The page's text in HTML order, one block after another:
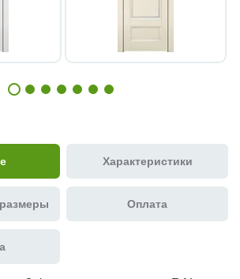
Характеристики
Оплата